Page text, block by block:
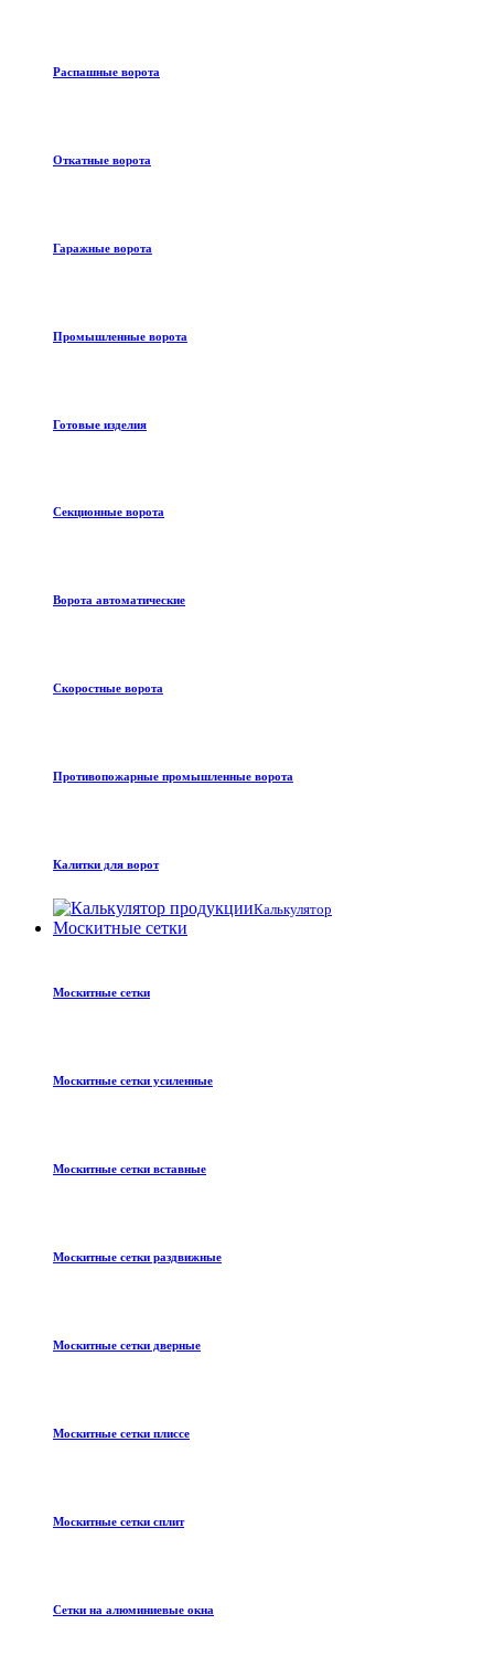
Распашные ворота
Откатные ворота
Гаражные ворота
Промышленные ворота
Готовые изделия
Секционные ворота
Ворота автоматические
Скоростные ворота
Противопожарные промышленные ворота
Калитки для ворот
Калькулятор
Москитные сетки
Москитные сетки
Москитные сетки усиленные
Москитные сетки вставные
Москитные сетки раздвижные
Москитные сетки дверные
Москитные сетки плиссе
Москитные сетки сплит
Сетки на алюминиевые окна